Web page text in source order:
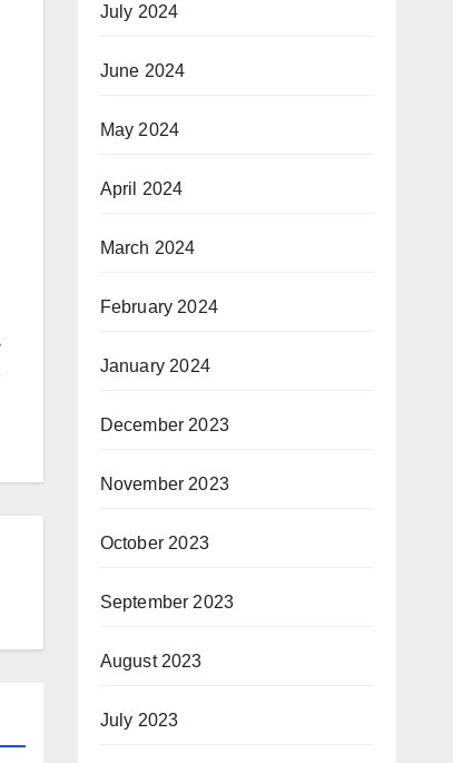
July 2024
June 2024
May 2024
April 2024
March 2024
February 2024
January 2024
December 2023
November 2023
October 2023
September 2023
August 2023
July 2023